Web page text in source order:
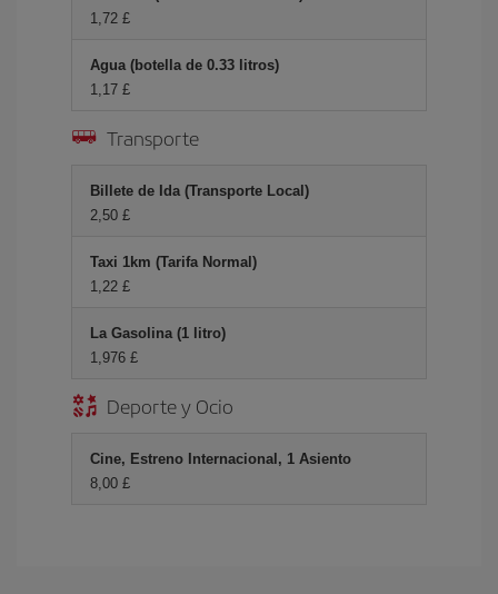
1,72 £
Agua (botella de 0.33 litros)
1,17 £
Transporte
Billete de Ida (Transporte Local)
2,50 £
Taxi 1km (Tarifa Normal)
1,22 £
La Gasolina (1 litro)
1,976 £
Deporte y Ocio
Cine, Estreno Internacional, 1 Asiento
8,00 £